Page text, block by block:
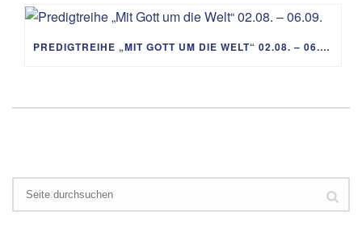
PREDIGTREIHE „MIT GOTT UM DIE WELT“ 02.08. – 06.09.